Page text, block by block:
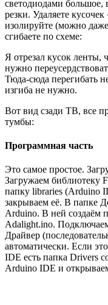
светодиодами большое,
резки. Удаляете
изолируйте (можно
сгибаете по схеме:
Я отрезал кусок ленты,
нужно
Тюда-сюда перегибать
изгиба не нужно.
Вот вид сзади ТВ, все
тумбы:
Программная часть
Это самое простое.
Загружаем библиотеку
папку libraries (Arduino
закрываем её. В папке
Arduino. В ней создаём
Adalight.ino.
Драйвер
автоматически. Если
IDE есть папка Drivers
Arduino IDE и